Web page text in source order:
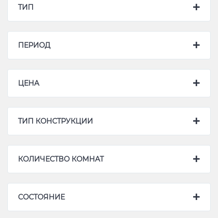
ТИП
ПЕРИОД
ЦЕНА
ТИП КОНСТРУКЦИИ
КОЛИЧЕСТВО КОМНАТ
CОСТОЯНИЕ